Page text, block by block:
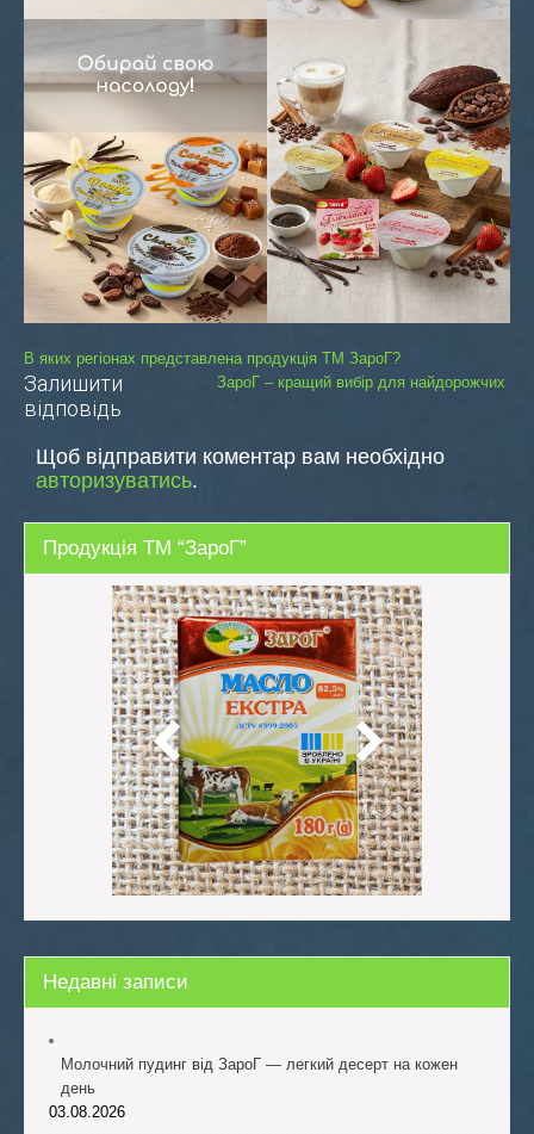
Навігація
записів
В яких регіонах представлена продукція ТМ ЗароГ?
ЗароГ – кращий вибір для найдорожчих
Залишити
відповідь
Щоб відправити коментар вам необхідно
авторизуватись.
Продукція ТМ “ЗароГ”
Недавні записи
Молочний пудинг від ЗароГ — легкий десерт на кожен
день
03.08.2026